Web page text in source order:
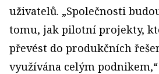
uživatelů. „Společnosti
tomu, jak pilotní projekty,
převést do produkčních
využívána celým